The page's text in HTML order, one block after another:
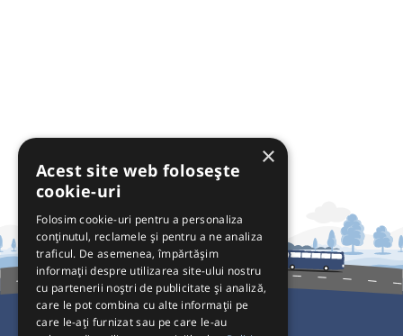
×
Acest site web folosește
cookie-uri
Folosim cookie-uri pentru a personaliza
conținutul, reclamele și pentru a ne analiza
traficul. De asemenea, împărtășim
informații despre utilizarea site-ului nostru
cu partenerii noștri de publicitate și analiză,
care le pot combina cu alte informații pe
care le-ați furnizat sau pe care le-au